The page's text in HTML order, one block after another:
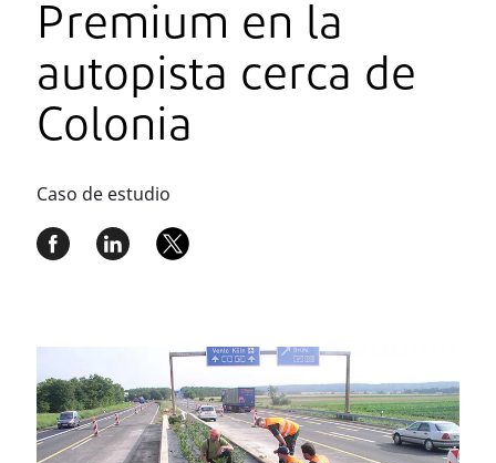
Premium en la
autopista cerca de
Colonia
Caso de estudio